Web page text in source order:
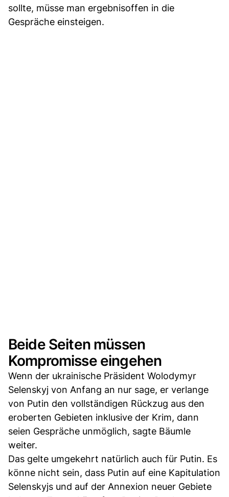
sollte, müsse man ergebnisoffen in die
Gespräche einsteigen.
Beide Seiten müssen
Kompromisse eingehen
Wenn der ukrainische Präsident Wolodymyr
Selenskyj von Anfang an nur sage, er verlange
von Putin den vollständigen Rückzug aus den
eroberten Gebieten inklusive der Krim, dann
seien Gespräche unmöglich, sagte Bäumle
weiter.
Das gelte umgekehrt natürlich auch für Putin. Es
könne nicht sein, dass Putin auf eine Kapitulation
Selenskyjs und auf der Annexion neuer Gebiete